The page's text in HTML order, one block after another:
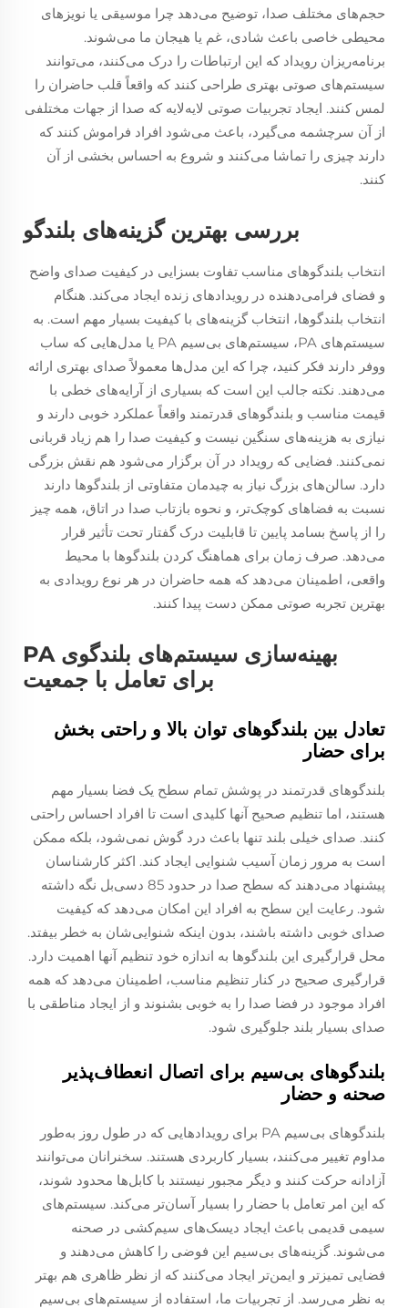
حجم‌های مختلف صدا، توضیح می‌دهد چرا موسیقی یا نویزهای
محیطی خاصی باعث شادی، غم یا هیجان ما می‌شوند.
برنامه‌ریزان رویداد که این ارتباطات را درک می‌کنند، می‌توانند
سیستم‌های صوتی بهتری طراحی کنند که واقعاً قلب حاضران را
لمس کنند. ایجاد تجربیات صوتی لایه‌لایه که صدا از جهات مختلفی
از آن سرچشمه می‌گیرد، باعث می‌شود افراد فراموش کنند که
دارند چیزی را تماشا می‌کنند و شروع به احساس بخشی از آن
کنند.
بررسی بهترین گزینه‌های بلندگو
انتخاب بلندگوهای مناسب تفاوت بسزایی در کیفیت صدای واضح
و فضای فرامی‌دهنده در رویدادهای زنده ایجاد می‌کند. هنگام
انتخاب بلندگوها، انتخاب گزینه‌های با کیفیت بسیار مهم است. به
سیستم‌های PA، سیستم‌های بی‌سیم PA یا مدل‌هایی که ساب
ووفر دارند فکر کنید، چرا که این مدل‌ها معمولاً صدای بهتری ارائه
می‌دهند. نکته جالب این است که بسیاری از آرایه‌های خطی با
قیمت مناسب و بلندگوهای قدرتمند واقعاً عملکرد خوبی دارند و
نیازی به هزینه‌های سنگین نیست و کیفیت صدا را هم زیاد قربانی
نمی‌کنند. فضایی که رویداد در آن برگزار می‌شود هم نقش بزرگی
دارد. سالن‌های بزرگ نیاز به چیدمان متفاوتی از بلندگوها دارند
نسبت به فضاهای کوچک‌تر، و نحوه بازتاب صدا در اتاق، همه چیز
را از پاسخ بسامد پایین تا قابلیت درک گفتار تحت تأثیر قرار
می‌دهد. صرف زمان برای هماهنگ کردن بلندگوها با محیط
واقعی، اطمینان می‌دهد که همه حاضران در هر نوع رویدادی به
بهترین تجربه صوتی ممکن دست پیدا کنند.
بهینه‌سازی سیستم‌های بلندگوی PA
برای تعامل با جمعیت
تعادل بین بلندگوهای توان بالا و راحتی بخش
برای حضار
بلندگوهای قدرتمند در پوشش تمام سطح یک فضا بسیار مهم
هستند، اما تنظیم صحیح آنها کلیدی است تا افراد احساس راحتی
کنند. صدای خیلی بلند تنها باعث درد گوش نمی‌شود، بلکه ممکن
است به مرور زمان آسیب شنوایی ایجاد کند. اکثر کارشناسان
پیشنهاد می‌دهند که سطح صدا در حدود 85 دسی‌بل نگه داشته
شود. رعایت این سطح به افراد این امکان می‌دهد که کیفیت
صدای خوبی داشته باشند، بدون اینکه شنوایی‌شان به خطر بیفتد.
محل قرارگیری این بلندگوها به اندازه خود تنظیم آنها اهمیت دارد.
قرارگیری صحیح در کنار تنظیم مناسب، اطمینان می‌دهد که همه
افراد موجود در فضا صدا را به خوبی بشنوند و از ایجاد مناطقی با
صدای بسیار بلند جلوگیری شود.
بلندگوهای بی‌سیم برای اتصال انعطاف‌پذیر
صحنه و حضار
بلندگوهای بی‌سیم PA برای رویدادهایی که در طول روز به‌طور
مداوم تغییر می‌کنند، بسیار کاربردی هستند. سخنرانان می‌توانند
آزادانه حرکت کنند و دیگر مجبور نیستند با کابل‌ها محدود شوند،
که این امر تعامل با حضار را بسیار آسان‌تر می‌کند. سیستم‌های
سیمی قدیمی باعث ایجاد دیسک‌های سیم‌کشی در صحنه
می‌شوند. گزینه‌های بی‌سیم این فوضی را کاهش می‌دهند و
فضایی تمیزتر و ایمن‌تر ایجاد می‌کنند که از نظر ظاهری هم بهتر
به نظر می‌رسد. از تجربیات ما، استفاده از سیستم‌های بی‌سیم